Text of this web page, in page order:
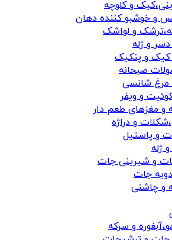
و کلوچه
و خوشبو کننده دهان
و لواشک
دسر و ژله
کیک و پنکیک
صبحانه
شانسی
و ویفر
و مغزهای طعم دار
و دراژه
و پاستیل
ژله
و شیرینی جات
جات
و چاشنی
و سرکه